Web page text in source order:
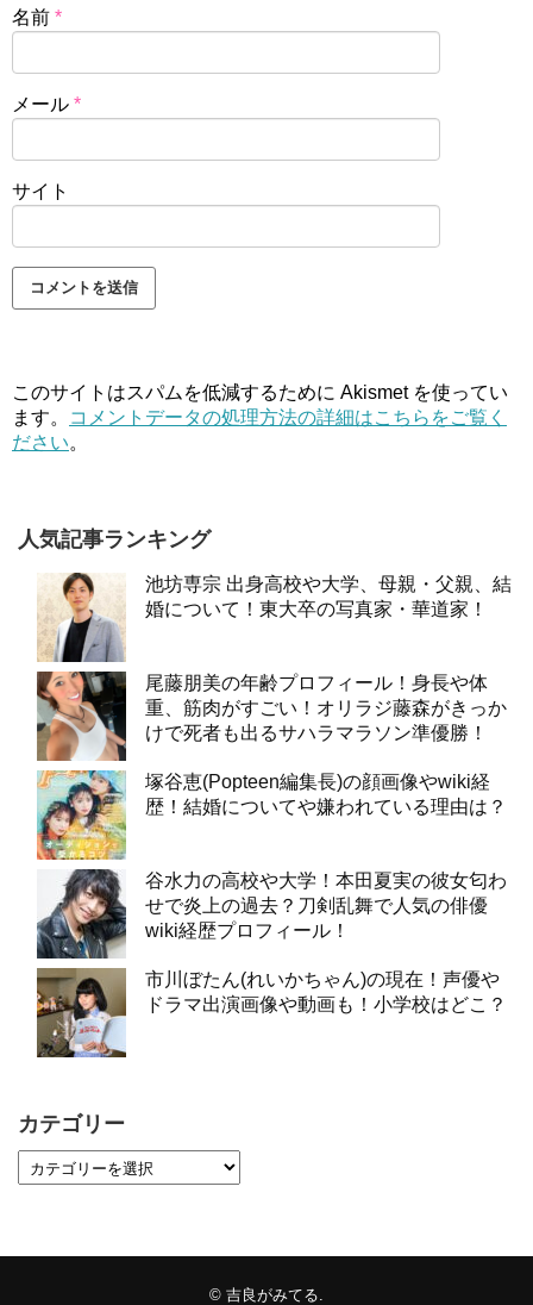
名前 *
メール *
サイト
このサイトはスパムを低減するために Akismet を使ってい
ます。
コメントデータの処理方法の詳細はこちらをご覧く
ださい。
人気記事ランキング
池坊専宗 出身高校や大学、母親・父親、結
婚について！東大卒の写真家・華道家！
尾藤朋美の年齢プロフィール！身長や体
重、筋肉がすごい！オリラジ藤森がきっか
けで死者も出るサハラマラソン準優勝！
塚谷恵(Popteen編集長)の顔画像やwiki経
歴！結婚についてや嫌われている理由は？
谷水力の高校や大学！本田夏実の彼女匂わ
せで炎上の過去？刀剣乱舞で人気の俳優
wiki経歴プロフィール！
市川ぼたん(れいかちゃん)の現在！声優や
ドラマ出演画像や動画も！小学校はどこ？
カテゴリー
© 吉良がみてる.